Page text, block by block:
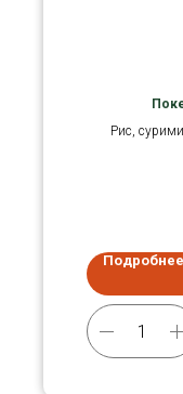
Рис,
Подробнее